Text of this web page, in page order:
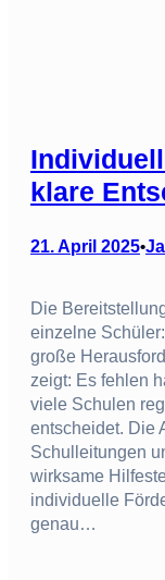
klare
21. April 2025•
Die
einzelne
große
zeigt: Es fehlen
viele Schulen
entscheidet. Die
Schulleitungen
wirksame
individuelle
genau…